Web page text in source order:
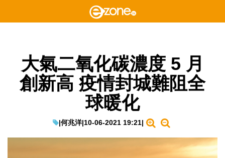
大氣二氧化碳濃度 5 月
創新高 疫情封城難阻全
球暖化
|何兆洋|10-06-2021 19:21|